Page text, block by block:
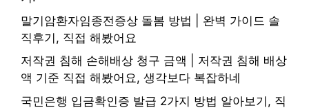
말기암환자임종전증상 돌봄 방법 | 완벽 가이드 솔
직후기, 직접 해봤어요
저작권 침해 손해배상 청구 금액 | 저작권 침해 배상
액 기준 직접 해봤어요, 생각보다 복잡하네
국민은행 입금확인증 발급 2가지 방법 알아보기, 직